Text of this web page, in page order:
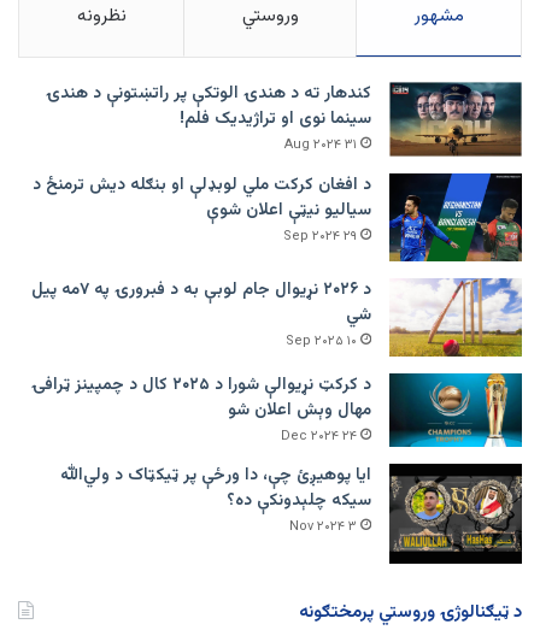
مشهور وروستي نظرونه
کندهار ته د هندۍ الوتکې پر راتښتونې د هندۍ
سینما نوی او تراژيديک فلم!
۳۱ Aug ۲۰۲۴
د افغان کرکت ملي لوبډلې او بنګله دیش ترمنځ د
سیالیو نیټې اعلان شوې
۲۹ Sep ۲۰۲۴
د ۲۰۲۶ نړیوال جام لوبې به د فبرورۍ په ۷مه پیل
شي
۱۰ Sep ۲۰۲۵
د کرکټ نړیوالې شورا د ۲۰۲۵ کال د چمپینز ټرافۍ
مهال وېش اعلان شو
۲۴ Dec ۲۰۲۴
ایا پوهیږئ چې، دا ورځې پر ټيکټاک د ولي‌الله
سیکه چلېدونکې ده؟
۳ Nov ۲۰۲۴
د ټیګنالوژۍ وروستي پرمختګونه